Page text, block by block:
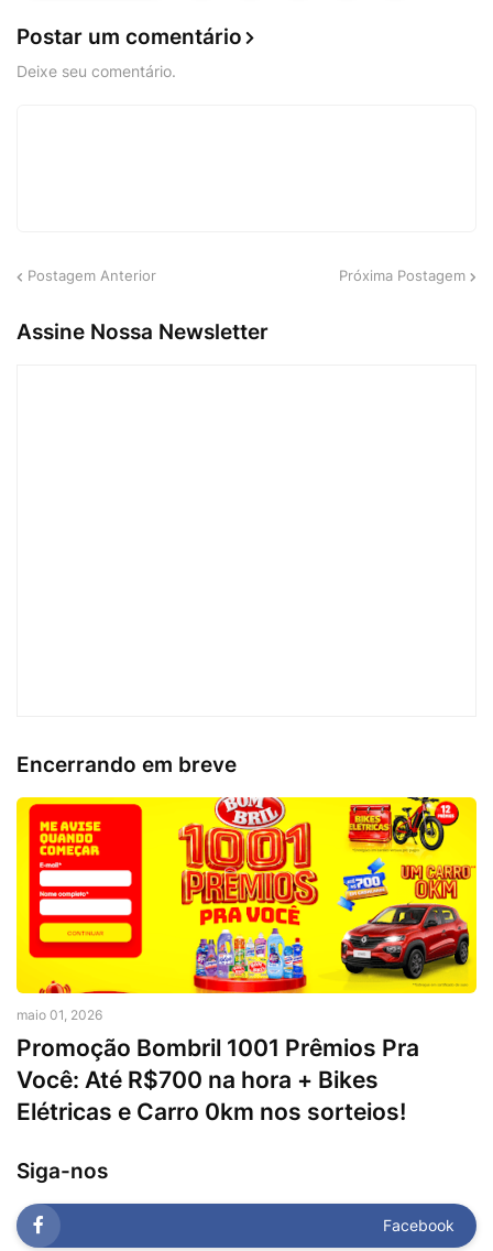
Postar um comentário
Deixe seu comentário.
Postagem Anterior Próxima Postagem
Assine Nossa Newsletter
Encerrando em breve
maio 01, 2026
Promoção Bombril 1001 Prêmios Pra
Você: Até R$700 na hora + Bikes
Elétricas e Carro 0km nos sorteios!
Siga-nos
Facebook